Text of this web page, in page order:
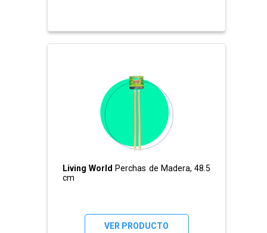
Living World Perchas de Madera, 48.5
cm
VER PRODUCTO